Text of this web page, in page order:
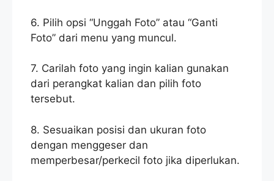
6. Pilih opsi “Unggah Foto” atau “Ganti
Foto” dari menu yang muncul.
7. Carilah foto yang ingin kalian gunakan
dari perangkat kalian dan pilih foto
tersebut.
8. Sesuaikan posisi dan ukuran foto
dengan menggeser dan
memperbesar/perkecil foto jika diperlukan.